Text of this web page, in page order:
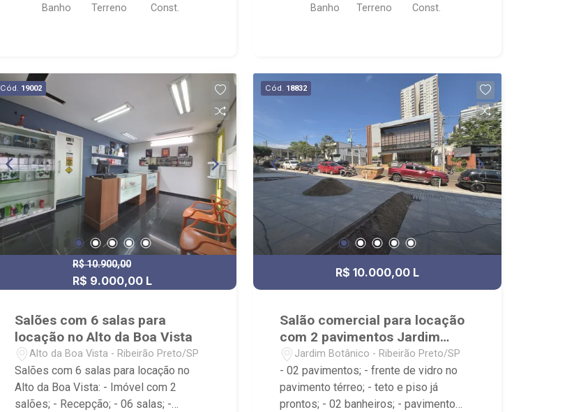
Banho Terreno Const. Banho Terreno Const.
Cód. 19002
R$ 10.900,00
R$ 9.000,00 L
Salões com 6 salas para
locação no Alto da Boa Vista
Alto da Boa Vista - Ribeirão Preto/SP
Salões com 6 salas para locação no
Alto da Boa Vista: - Imóvel com 2
salões; - Recepção; - 06 salas; -
Cód. 18832
R$ 10.000,00 L
Salão comercial para locação
com 2 pavimentos Jardim
Botânico
Jardim Botânico - Ribeirão Preto/SP
- 02 pavimentos; - frente de vidro no
pavimento térreo; - teto e piso já
prontos; - 02 banheiros; - pavimento